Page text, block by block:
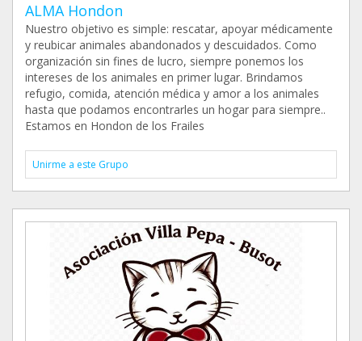
ALMA Hondon
Nuestro objetivo es simple: rescatar, apoyar médicamente
y reubicar animales abandonados y descuidados. Como
organización sin fines de lucro, siempre ponemos los
intereses de los animales en primer lugar. Brindamos
refugio, comida, atención médica y amor a los animales
hasta que podamos encontrarles un hogar para siempre..
Estamos en Hondon de los Frailes
Unirme a este Grupo